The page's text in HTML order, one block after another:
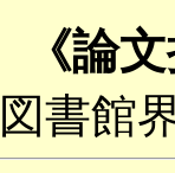
《論
図書館